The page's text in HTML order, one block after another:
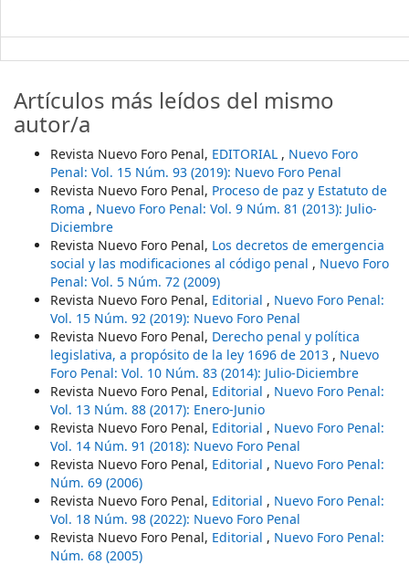
Artículos más leídos del mismo
autor/a
Revista Nuevo Foro Penal, EDITORIAL , Nuevo Foro
Penal: Vol. 15 Núm. 93 (2019): Nuevo Foro Penal
Revista Nuevo Foro Penal, Proceso de paz y Estatuto de
Roma , Nuevo Foro Penal: Vol. 9 Núm. 81 (2013): Julio-
Diciembre
Revista Nuevo Foro Penal, Los decretos de emergencia
social y las modificaciones al código penal , Nuevo Foro
Penal: Vol. 5 Núm. 72 (2009)
Revista Nuevo Foro Penal, Editorial , Nuevo Foro Penal:
Vol. 15 Núm. 92 (2019): Nuevo Foro Penal
Revista Nuevo Foro Penal, Derecho penal y política
legislativa, a propósito de la ley 1696 de 2013 , Nuevo
Foro Penal: Vol. 10 Núm. 83 (2014): Julio-Diciembre
Revista Nuevo Foro Penal, Editorial , Nuevo Foro Penal:
Vol. 13 Núm. 88 (2017): Enero-Junio
Revista Nuevo Foro Penal, Editorial , Nuevo Foro Penal:
Vol. 14 Núm. 91 (2018): Nuevo Foro Penal
Revista Nuevo Foro Penal, Editorial , Nuevo Foro Penal:
Núm. 69 (2006)
Revista Nuevo Foro Penal, Editorial , Nuevo Foro Penal:
Vol. 18 Núm. 98 (2022): Nuevo Foro Penal
Revista Nuevo Foro Penal, Editorial , Nuevo Foro Penal:
Núm. 68 (2005)